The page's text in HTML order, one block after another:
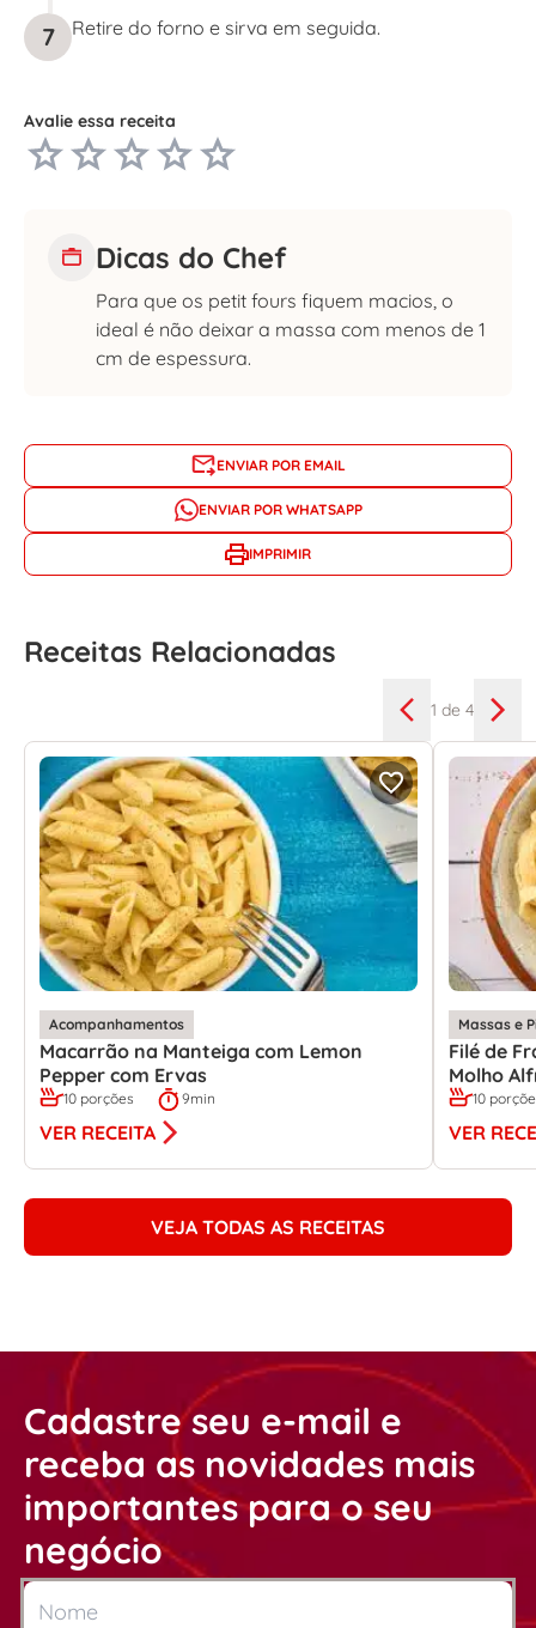
7 Retire do forno e sirva em seguida.
Avalie essa receita
Dicas do Chef
Para que os petit fours fiquem macios, o
ideal é não deixar a massa com menos de 1
cm de espessura.
ENVIAR POR EMAIL
ENVIAR POR WHATSAPP
IMPRIMIR
Receitas Relacionadas
1 de 4
Acompanhamentos
Macarrão na Manteiga com Lemon
Pepper com Ervas
10 porções 9min
VER RECEITA
Massas e
Filé de
Molho
10
VER
VEJA TODAS AS RECEITAS
Cadastre seu e-mail e
receba as novidades mais
importantes para o seu
negócio